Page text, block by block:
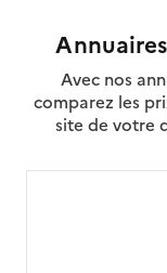
Avec nos
comparez les
site de votre